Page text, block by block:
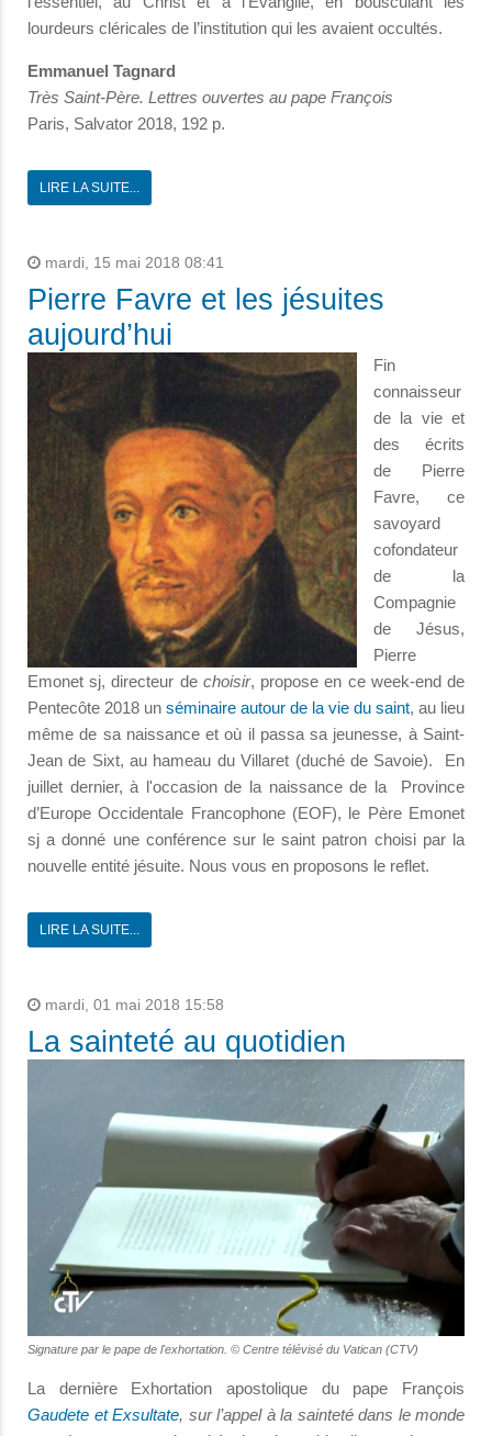
lourdeurs cléricales de l’institution qui les avaient occultés.
Emmanuel Tagnard
Très Saint-Père. Lettres ouvertes au pape François
Paris, Salvator 2018, 192 p.
LIRE LA SUITE...
mardi, 15 mai 2018 08:41
Pierre Favre et les jésuites
aujourd’hui
Fin
connaisseur
de la vie et
des écrits
de Pierre
Favre, ce
savoyard
cofondateur
de la
Compagnie
de Jésus,
Pierre
Emonet sj, directeur de choisir, propose en ce week-end de
Pentecôte 2018 un séminaire autour de la vie du saint, au lieu
même de sa naissance et où il passa sa jeunesse, à Saint-
Jean de Sixt, au hameau du Villaret (duché de Savoie). En
juillet dernier, à l'occasion de la naissance de la Province
d’Europe Occidentale Francophone (EOF), le Père Emonet
sj a donné une conférence sur le saint patron choisi par la
nouvelle entité jésuite. Nous vous en proposons le reflet.
LIRE LA SUITE...
mardi, 01 mai 2018 15:58
La sainteté au quotidien
Signature par le pape de l'exhortation. © Centre télévisé du Vatican (CTV)
La dernière Exhortation apostolique du pape François
Gaudete et Exsultate, sur l’appel à la sainteté dans le monde